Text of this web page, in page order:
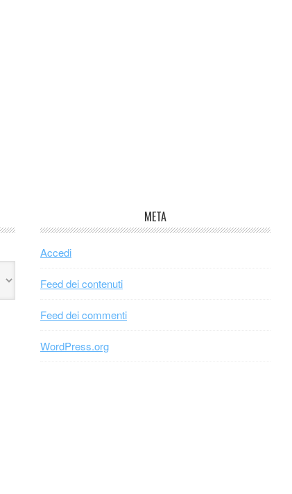
META
Accedi
Feed dei contenuti
Feed dei commenti
WordPress.org